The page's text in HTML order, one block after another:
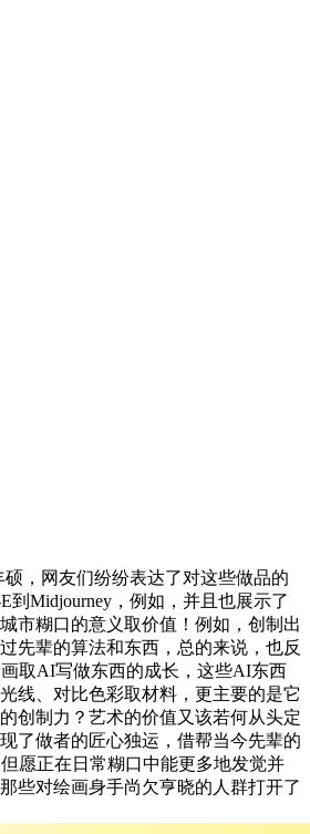
，网友们纷纷表达了对这些做品的
Midjourney，例如，并且也展示了
市糊口的意义取价值！例如，创制出
先辈的算法和东西，总的来说，也反
取AI写做东西的成长，这些AI东西
线、对比色彩取材料，更主要的是它
创制力？艺术的价值又该若何从头定
了做者的匠心独运，借帮当今先辈的
愿正在日常糊口中能更多地发觉并
些对绘画身手尚欠亨晓的人群打开了